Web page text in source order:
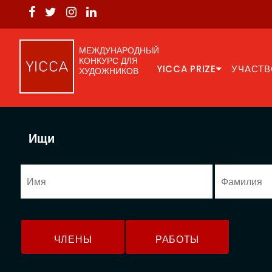
МЕЖДУНАРОДНЫЙ
КОНКУРС ДЛЯ
ХУДОЖНИКОВ
YICCA PRIZE
Ищи
ЧЛЕНЫ РАБОТЫ